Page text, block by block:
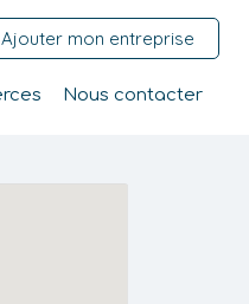
mon entreprise
Nous contacter